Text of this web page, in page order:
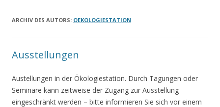
ARCHIV DES AUTORS: OEKOLOGIESTATION
Ausstellungen
Austellungen in der Ökologiestation. Durch Tagungen oder
Seminare kann zeitweise der Zugang zur Ausstellung
eingeschränkt werden – bitte informieren Sie sich vor einem